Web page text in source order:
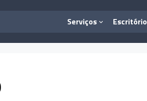
Serviços Escritório